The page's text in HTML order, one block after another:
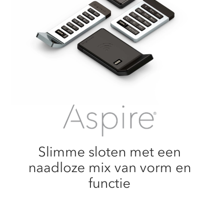
Slimme sloten met een
naadloze mix van vorm en
functie